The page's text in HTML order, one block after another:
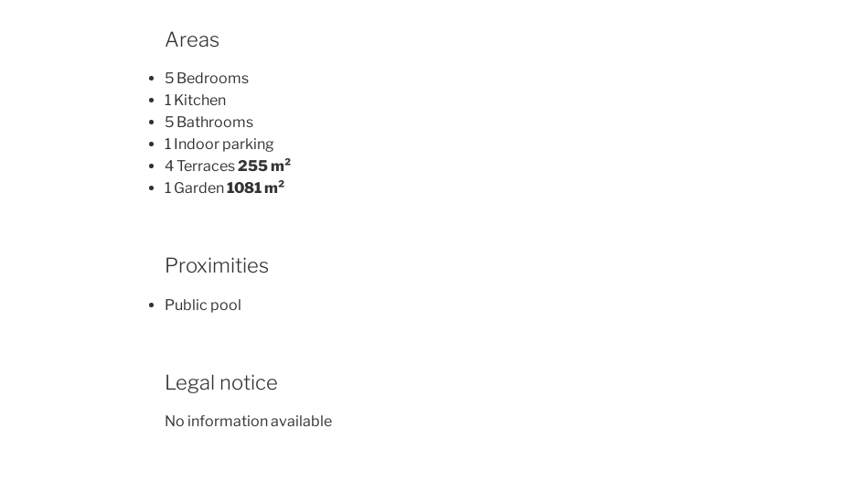
Areas
5 Bedrooms
1 Kitchen
5 Bathrooms
1 Indoor parking
4 Terraces255 m²
1 Garden1081 m²
Proximities
Public pool
Legal notice
No information available